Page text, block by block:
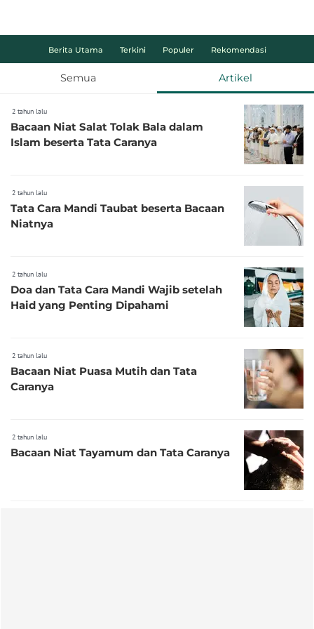
Berita Utama Terkini Populer Rekomendasi
Semua Artikel
2 tahun lalu
Bacaan Niat Salat Tolak Bala dalam
Islam beserta Tata Caranya
2 tahun lalu
Tata Cara Mandi Taubat beserta Bacaan
Niatnya
2 tahun lalu
Doa dan Tata Cara Mandi Wajib setelah
Haid yang Penting Dipahami
2 tahun lalu
Bacaan Niat Puasa Mutih dan Tata
Caranya
2 tahun lalu
Bacaan Niat Tayamum dan Tata Caranya